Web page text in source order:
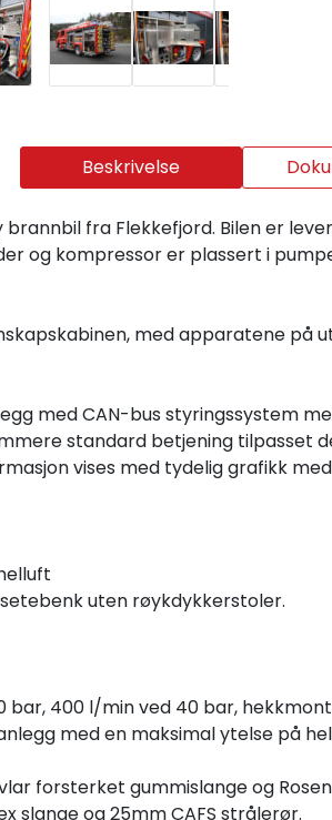
Beskrivelse
fra Flekkefjord. Bilen er
og kompressor er plassert i
med apparatene på
med CAN-bus styringssystem
standard betjening tilpasset
vises med tydelig grafikk
setebenk uten røykdykkerstoler.
bar, 400 l/min ved 40 bar,
med en maksimal ytelse på
forsterket gummislange og
slange og 25mm CAFS strålerør.